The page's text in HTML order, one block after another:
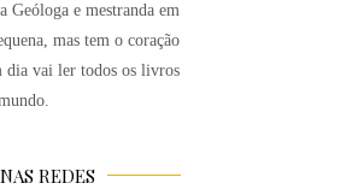
Geóloga e mestranda em
mas tem o coração
dia vai ler todos os livros
REDES